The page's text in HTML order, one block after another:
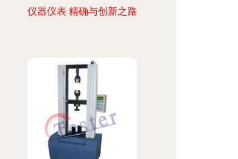
仪器仪表 精确与创新之路